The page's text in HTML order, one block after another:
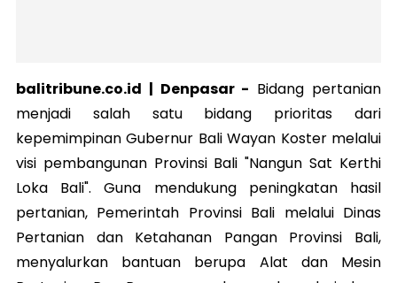
balitribune.co.id | Denpasar - Bidang pertanian
menjadi salah satu bidang prioritas dari
kepemimpinan Gubernur Bali Wayan Koster melalui
visi pembangunan Provinsi Bali "Nangun Sat Kerthi
Loka Bali". Guna mendukung peningkatan hasil
pertanian, Pemerintah Provinsi Bali melalui Dinas
Pertanian dan Ketahanan Pangan Provinsi Bali,
menyalurkan bantuan berupa Alat dan Mesin